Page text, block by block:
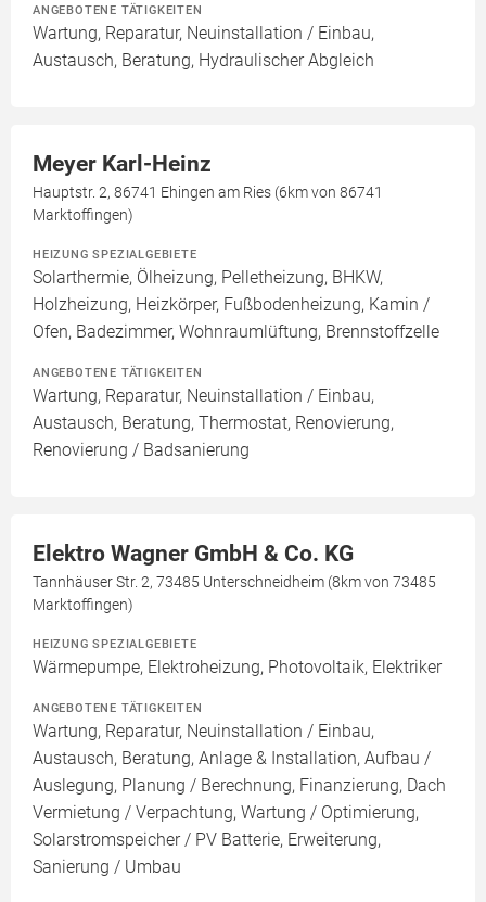
ANGEBOTENE TÄTIGKEITEN
Wartung, Reparatur, Neuinstallation / Einbau,
Austausch, Beratung, Hydraulischer Abgleich
Meyer Karl-Heinz
Hauptstr. 2, 86741 Ehingen am Ries (6km von 86741
Marktoffingen)
HEIZUNG SPEZIALGEBIETE
Solarthermie, Ölheizung, Pelletheizung, BHKW,
Holzheizung, Heizkörper, Fußbodenheizung, Kamin /
Ofen, Badezimmer, Wohnraumlüftung, Brennstoffzelle
ANGEBOTENE TÄTIGKEITEN
Wartung, Reparatur, Neuinstallation / Einbau,
Austausch, Beratung, Thermostat, Renovierung,
Renovierung / Badsanierung
Elektro Wagner GmbH & Co. KG
Tannhäuser Str. 2, 73485 Unterschneidheim (8km von 73485
Marktoffingen)
HEIZUNG SPEZIALGEBIETE
Wärmepumpe, Elektroheizung, Photovoltaik, Elektriker
ANGEBOTENE TÄTIGKEITEN
Wartung, Reparatur, Neuinstallation / Einbau,
Austausch, Beratung, Anlage & Installation, Aufbau /
Auslegung, Planung / Berechnung, Finanzierung, Dach
Vermietung / Verpachtung, Wartung / Optimierung,
Solarstromspeicher / PV Batterie, Erweiterung,
Sanierung / Umbau